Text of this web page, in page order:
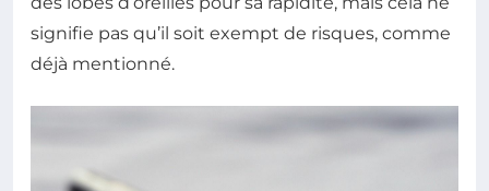
signifie pas qu’il soit exempt de risques, comme
déjà mentionné.